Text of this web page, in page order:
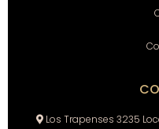
Los Trapenses 3235